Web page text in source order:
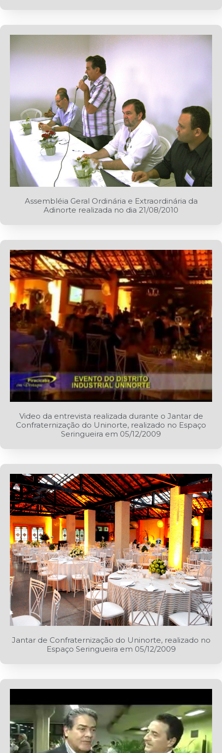
Assembléia Geral Ordinária e Extraordinária da
Adinorte realizada no dia 21/08/2010
Video da entrevista realizada durante o Jantar de
Confraternização do Uninorte, realizado no Espaço
Seringueira em 05/12/2009
Jantar de Confraternização do Uninorte, realizado no
Espaço Seringueira em 05/12/2009